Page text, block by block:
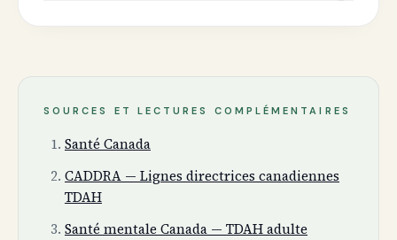
SOURCES ET LECTURES COMPLÉMENTAIRES
Santé Canada
CADDRA — Lignes directrices canadiennes
TDAH
Santé mentale Canada — TDAH adulte